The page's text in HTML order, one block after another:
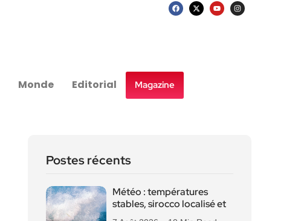
Monde Editorial Magazine
Postes récents
Météo : températures
stables, sirocco localisé et